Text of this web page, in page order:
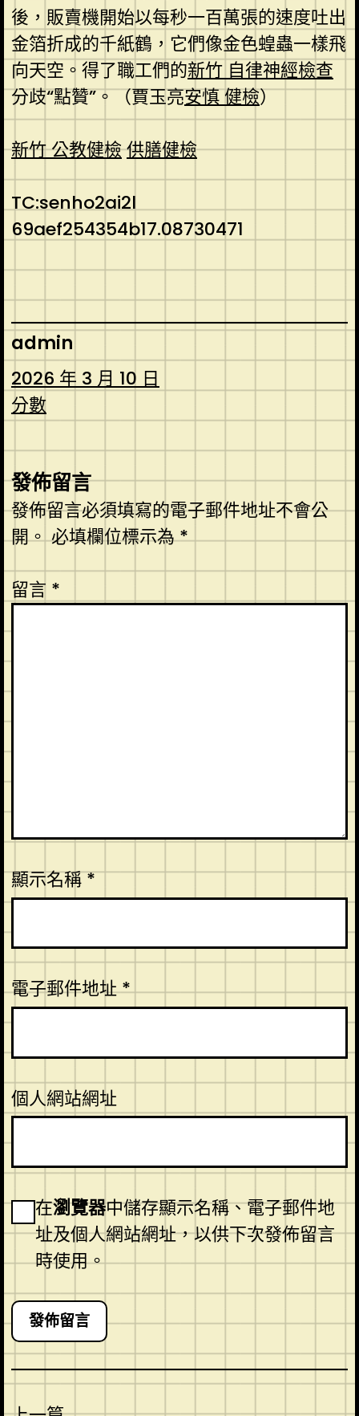
後，販賣機開始以每秒一百萬張的速度吐出
金箔折成的千紙鶴，它們像金色蝗蟲一樣飛
向天空。得了職工們的新竹 自律神經檢查
分歧“點贊”。（賈玉亮安慎 健檢）
新竹 公教健檢供膳健檢
TC:senho2ai2l
69aef254354b17.08730471
admin
2026 年 3 月 10 日
分數
發佈留言
發佈留言必須填寫的電子郵件地址不會公
開。必填欄位標示為*
留言 *
顯示名稱*
電子郵件地址*
個人網站網址
在瀏覽器中儲存顯示名稱、電子郵件地
址及個人網站網址，以供下次發佈留言
時使用。